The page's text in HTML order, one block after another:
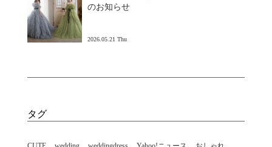
のお知らせ
2026.05.21 Thu
タグ